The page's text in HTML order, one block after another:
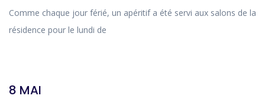
Comme chaque jour férié, un apéritif a été servi aux salons de la
résidence pour le lundi de
8 MAI